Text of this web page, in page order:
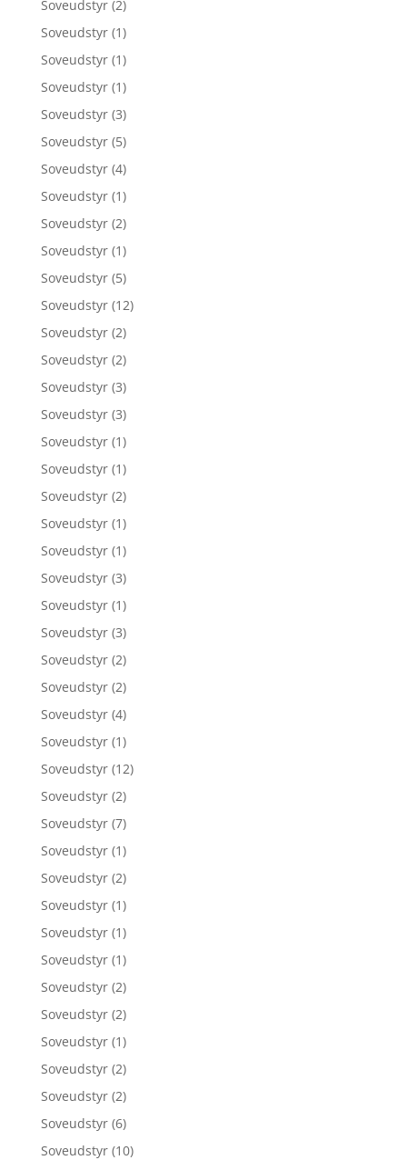
Soveudstyr (2)
Soveudstyr (1)
Soveudstyr (1)
Soveudstyr (1)
Soveudstyr (3)
Soveudstyr (5)
Soveudstyr (4)
Soveudstyr (1)
Soveudstyr (2)
Soveudstyr (1)
Soveudstyr (5)
Soveudstyr (12)
Soveudstyr (2)
Soveudstyr (2)
Soveudstyr (3)
Soveudstyr (3)
Soveudstyr (1)
Soveudstyr (1)
Soveudstyr (2)
Soveudstyr (1)
Soveudstyr (1)
Soveudstyr (3)
Soveudstyr (1)
Soveudstyr (3)
Soveudstyr (2)
Soveudstyr (2)
Soveudstyr (4)
Soveudstyr (1)
Soveudstyr (12)
Soveudstyr (2)
Soveudstyr (7)
Soveudstyr (1)
Soveudstyr (2)
Soveudstyr (1)
Soveudstyr (1)
Soveudstyr (1)
Soveudstyr (2)
Soveudstyr (2)
Soveudstyr (1)
Soveudstyr (2)
Soveudstyr (2)
Soveudstyr (6)
Soveudstyr (10)